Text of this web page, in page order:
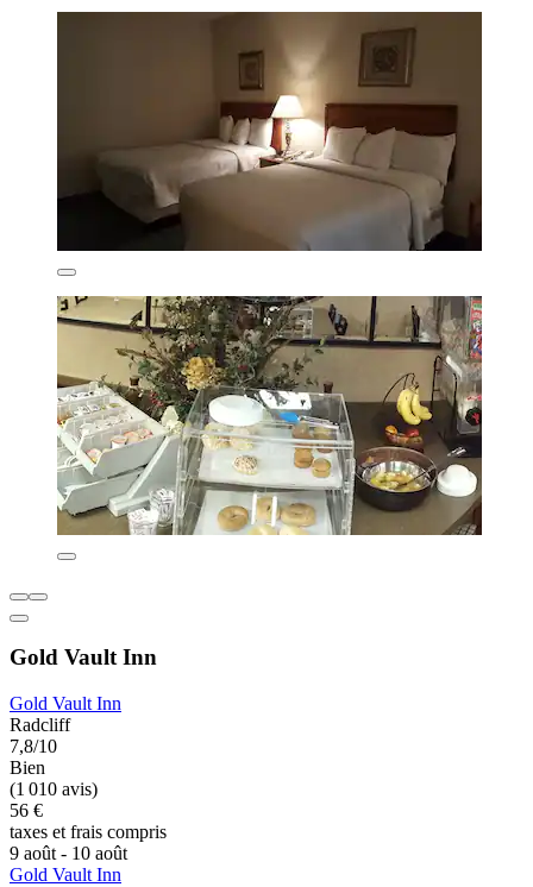
Gold Vault Inn
Gold Vault Inn
Radcliff
7,8/10
Bien
(1 010 avis)
56 €
taxes et frais compris
9 août - 10 août
Gold Vault Inn